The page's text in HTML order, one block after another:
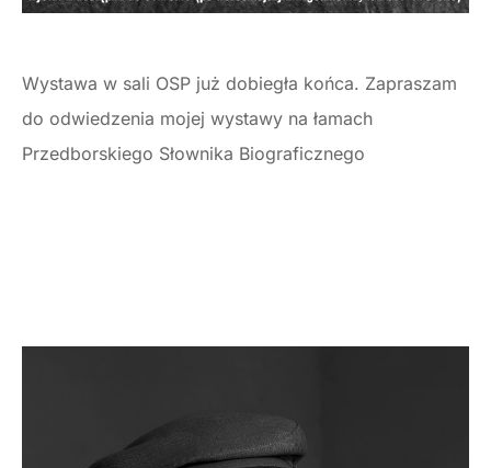
Wystawa w sali OSP już dobiegła końca. Zapraszam
do odwiedzenia mojej wystawy na łamach
Przedborskiego Słownika Biograficznego